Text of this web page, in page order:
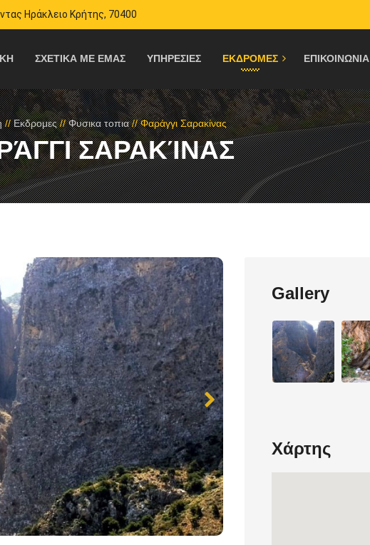
Ηράκλειο Κρήτης, 70400
ΣΧΕΤΙΚΑ ΜΕ ΕΜΑΣ ΥΠΗΡΕΣΙΕΣ ΕΚΔΡΟΜΕΣ ΕΠΙΚΟΙΝΩΝΙΑ
// Εκδρομες // Φυσικα τοπια // Φαράγγι Σαρακίνας
ΣΑΡΑΚΊΝΑΣ
Gallery
Χάρτης